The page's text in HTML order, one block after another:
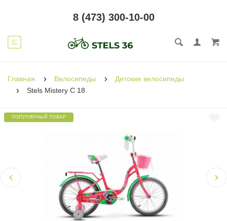
8 (473) 300-10-00
Главная Велосипеды
Детские велосипеды
Stels Mistery C 18
ПОПУЛЯРНЫЙ ТОВАР